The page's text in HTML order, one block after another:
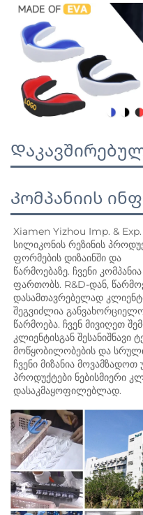
Კომპანიის
Xiamen Yizhou Imp. &
სილიკონის რეზინის
ფორმების დიზაინში და
წარმოებაზე. ჩვენი
ფართობს. R&D-დან,
დასამთავრებელად
შეგვიძლია
წარმოება. ჩვენ მივიღეთ
კლიენტისგან
მოწყობილობების და
ჩვენი მიზანია
პროდუქტები ნებისმიერი
დასაკმაყოფილებლად.